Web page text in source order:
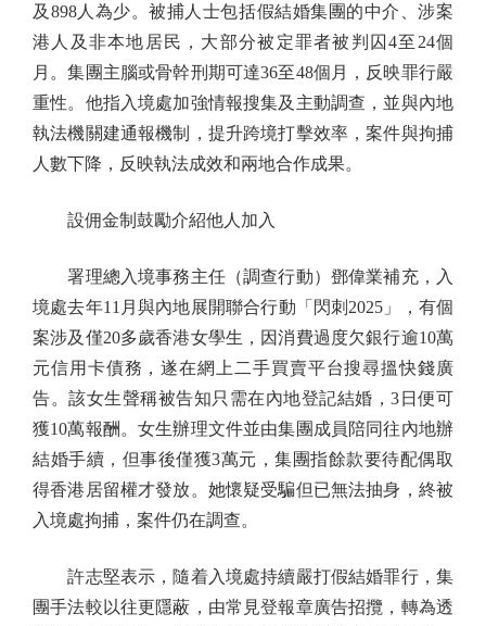
及898人為少。被捕人士包括假結婚集團的中介、涉案
港人及非本地居民，大部分被定罪者被判囚4至24個
月。集團主腦或骨幹刑期可達36至48個月，反映罪行嚴
重性。他指入境處加強情報搜集及主動調查，並與內地
執法機關建通報機制，提升跨境打擊效率，案件與拘捕
人數下降，反映執法成效和兩地合作成果。
設佣金制鼓勵介紹他人加入
署理總入境事務主任（調查行動）鄧偉業補充，入
境處去年11月與內地展開聯合行動「閃刺2025」，有個
案涉及僅20多歲香港女學生，因消費過度欠銀行逾10萬
元信用卡債務，遂在網上二手買賣平台搜尋搵快錢廣
告。該女生聲稱被告知只需在內地登記結婚，3日便可
獲10萬報酬。女生辦理文件並由集團成員陪同往內地辦
結婚手續，但事後僅獲3萬元，集團指餘款要待配偶取
得香港居留權才發放。她懷疑受騙但已無法抽身，終被
入境處拘捕，案件仍在調查。
許志堅表示，隨着入境處持續嚴打假結婚罪行，集
團手法較以往更隱蔽，由常見登報章廣告招攬，轉為透